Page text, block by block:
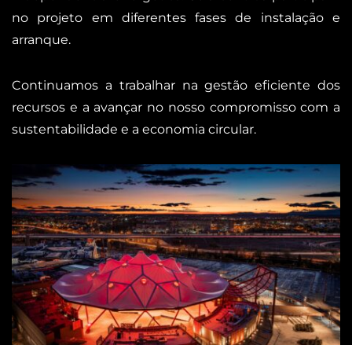
no projeto em diferentes fases de instalação e
arranque.
Continuamos a trabalhar na gestão eficiente dos
recursos e a avançar no nosso compromisso com a
sustentabilidade e a economia circular.